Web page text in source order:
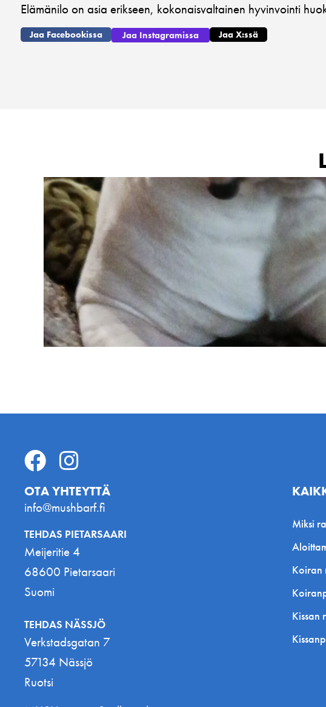
Elämänilo on asia erikseen, kokonaisvaltainen hyvinvointi
Jaa Facebookissa Jaa Instagramissa Jaa X:ssä
OTA YHTEYTTÄ
info@mushbarf.fi
TEHDAS PIETARSAARI
Meijeritie 4
68600 Pietarsaari
Suomi
TEHDAS NÄSSJÖ
Verkstadsgatan 7
57134 Nässjö
Ruotsi
Miksi
Koiran
Kissan